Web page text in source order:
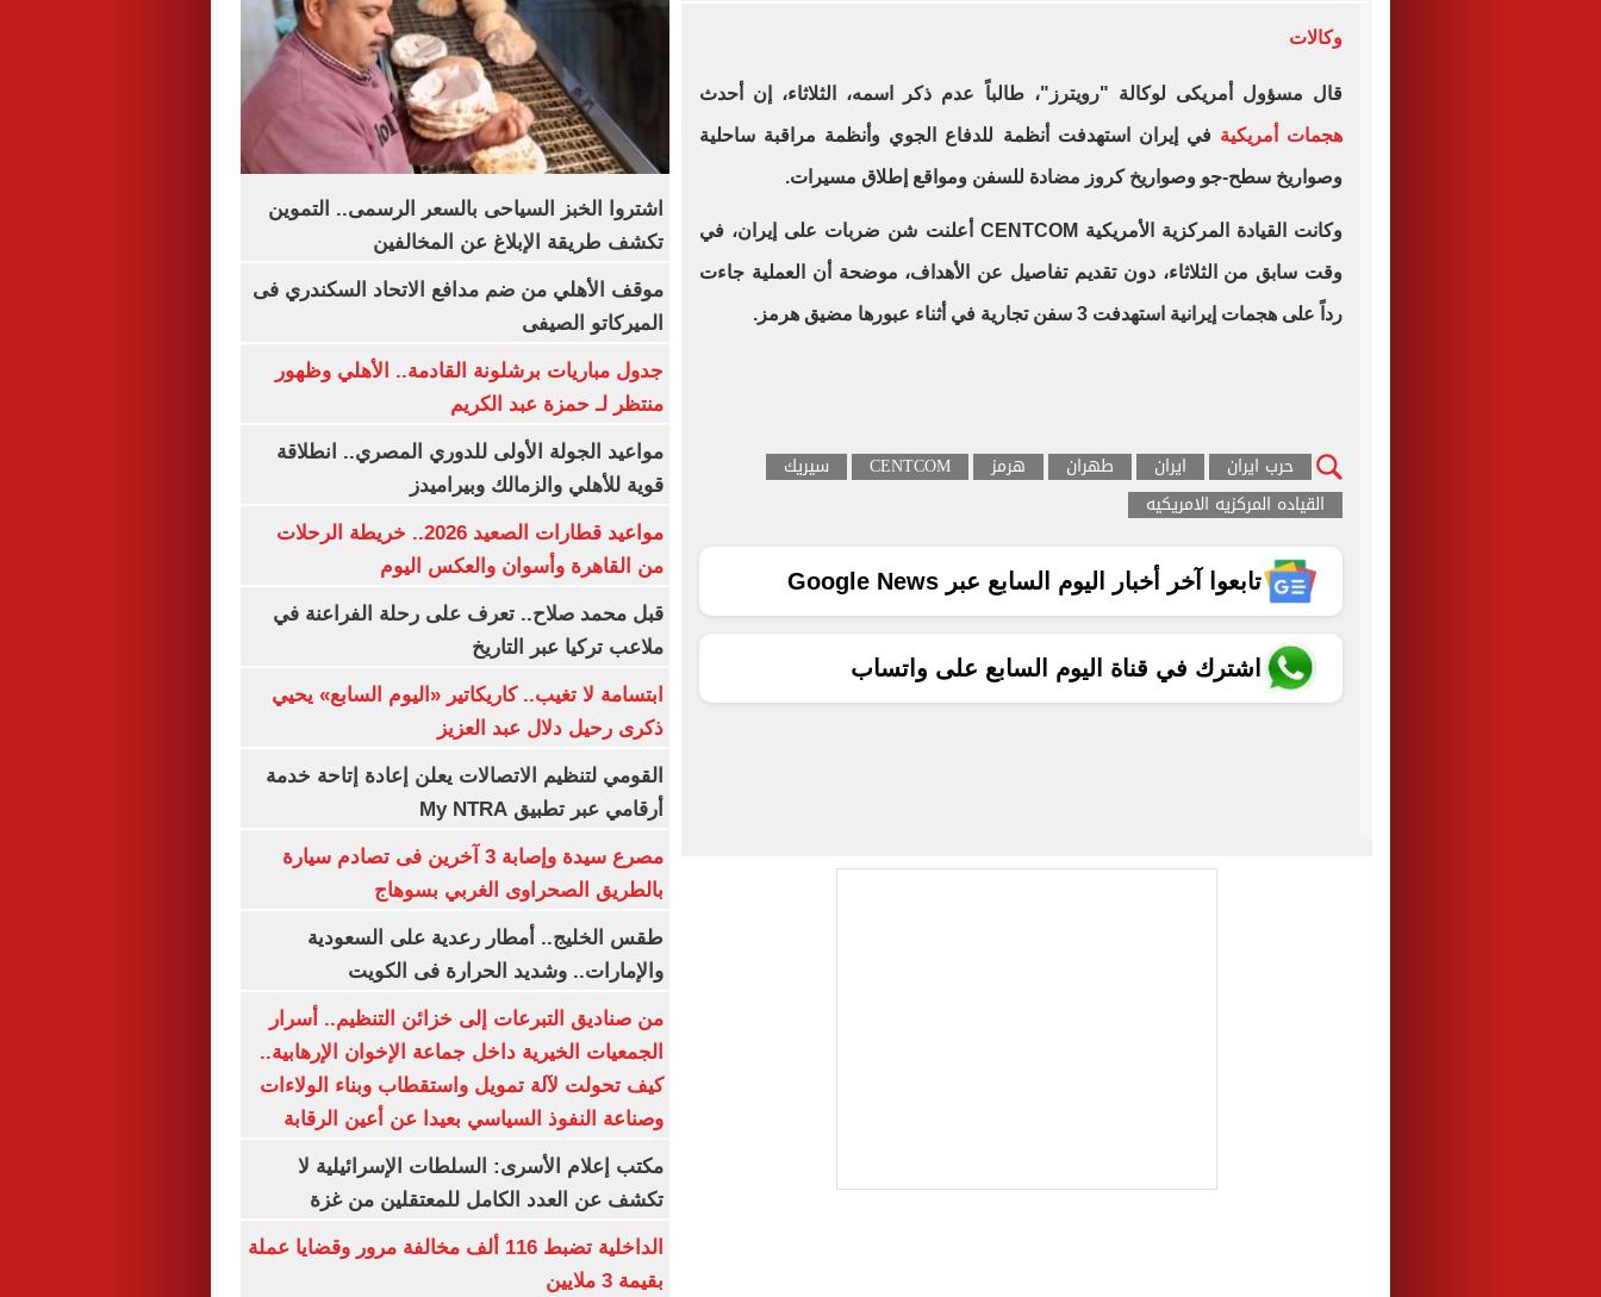
وكالات
قال مسؤول أمريكى لوكالة "رويترز"، ⁠طالباً عدم ذكر ‌اسمه، الثلاثاء، ​إن أحدث
هجمات أمريكية في إيران ⁠استهدفت أنظمة للدفاع الجوي وأنظمة مراقبة ​ساحلية
وصواريخ سطح-جو وصواريخ كروز مضادة للسفن ومواقع ⁠إطلاق مسيرات.
وكانت ​القيادة ​المركزية الأمريكية CENTCOM أعلنت شن ‌ضربات على إيران، ​في
وقت سابق ⁠من ​الثلاثاء، ⁠دون ‌تقديم تفاصيل عن الأهداف، موضحة أن العملية ‌جاءت
رداً على هجمات إيرانية استهدفت 3 ​سفن تجارية في أثناء عبورها مضيق هرمز.
حرب ايران ايران طهران هرمز CENTCOM
سيريك
القياده المركزيه الامريكيه
تابعوا آخر أخبار اليوم السابع عبر Google News
اشترك في قناة اليوم السابع على واتساب
اشتروا الخبز السياحى بالسعر الرسمى.. التموين
تكشف طريقة الإبلاغ عن المخالفين
موقف الأهلي من ضم مدافع الاتحاد السكندري فى
الميركاتو الصيفى
جدول مباريات برشلونة القادمة.. الأهلي وظهور
منتظر لـ حمزة عبد الكريم
مواعيد الجولة الأولى للدوري المصري.. انطلاقة
قوية للأهلي والزمالك وبيراميدز
مواعيد قطارات الصعيد 2026.. خريطة الرحلات
من القاهرة وأسوان والعكس اليوم
قبل محمد صلاح.. تعرف على رحلة الفراعنة في
ملاعب تركيا عبر التاريخ
ابتسامة لا تغيب.. كاريكاتير «اليوم السابع» يحيي
ذكرى رحيل دلال عبد العزيز
القومي لتنظيم الاتصالات يعلن إعادة إتاحة خدمة
أرقامي عبر تطبيق My NTRA
مصرع سيدة وإصابة 3 آخرين فى تصادم سيارة
بالطريق الصحراوى الغربي بسوهاج
طقس الخليج.. أمطار رعدية على السعودية
والإمارات.. وشديد الحرارة فى الكويت
من صناديق التبرعات إلى خزائن التنظيم.. أسرار
الجمعيات الخيرية داخل جماعة الإخوان الإرهابية..
كيف تحولت لآلة تمويل واستقطاب وبناء الولاءات
وصناعة النفوذ السياسي بعيدا عن أعين الرقابة
مكتب إعلام الأسرى: السلطات الإسرائيلية لا
تكشف عن العدد الكامل للمعتقلين من غزة
الداخلية تضبط 116 ألف مخالفة مرور وقضايا عملة
بقيمة 3 ملايين